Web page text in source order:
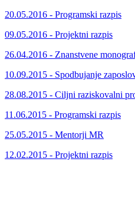
20.05.2016 - Programski razpis
09.05.2016 - Projektni razpis
26.04.2016 - Znanstvene
10.09.2015 - Spodbujanje
28.08.2015 - Ciljni raziskovalni
11.06.2015 - Programski razpis
25.05.2015 - Mentorji MR
12.02.2015 - Projektni razpis